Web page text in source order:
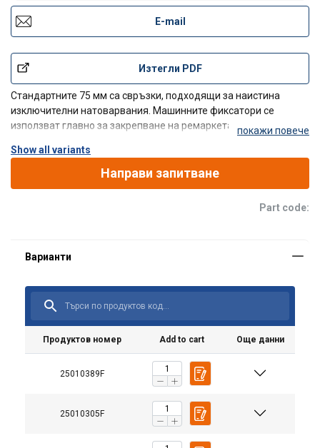
E-mail
Изтегли PDF
Стандартните 75 мм са свръзки, подходящи за наистина
изключителни натоварвания. Машинните фиксатори се
използват главно за закрепване на ремаркета или машини по
покажи повече
Show all variants
Направи запитване
Part code:
Продуктов номер Add to cart Още данни
25010389F
25010305F
Материал: